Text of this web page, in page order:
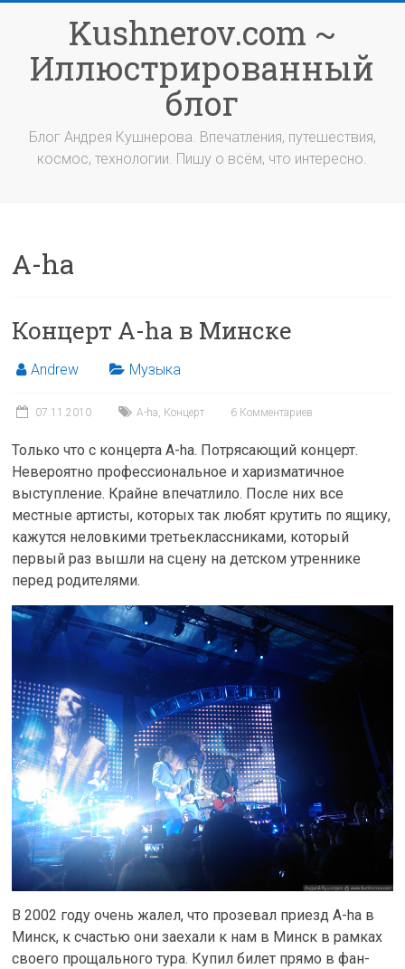
содержимомуKushnerov.com ~
Иллюстрированный
блог
Блог Андрея Кушнерова. Впечатления, путешествия,
космос, технологии. Пишу о всём, что интересно.
A-ha
Концерт A-ha в Минске
Andrew Музыка
07.11.2010 A-ha, Концерт 6 Комментариев
Только что с концерта A-ha. Потрясающий концерт.
Невероятно профессиональное и харизматичное
выступление. Крайне впечатлило. После них все
местные артисты, которых так любят крутить по ящику,
кажутся неловкими третьеклассниками, который
первый раз вышли на сцену на детском утреннике
перед родителями.
В 2002 году очень жалел, что прозевал приезд A-ha в
Минск, к счастью они заехали к нам в Минск в рамках
своего прощального тура. Купил билет прямо в фан-